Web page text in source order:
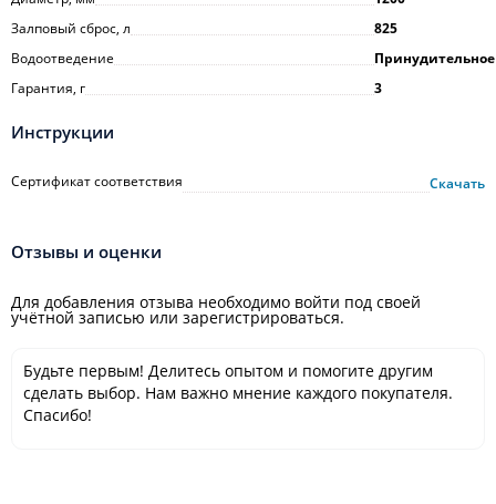
Залповый сброс, л
825
Водоотведение
Принудительное
Гарантия, г
3
Инструкции
Сертификат соответствия Скачать
Отзывы и оценки
Для добавления отзыва необходимо войти под своей
учётной записью или зарегистрироваться.
Будьте первым! Делитесь опытом и помогите другим
сделать выбор. Нам важно мнение каждого покупателя.
Спасибо!